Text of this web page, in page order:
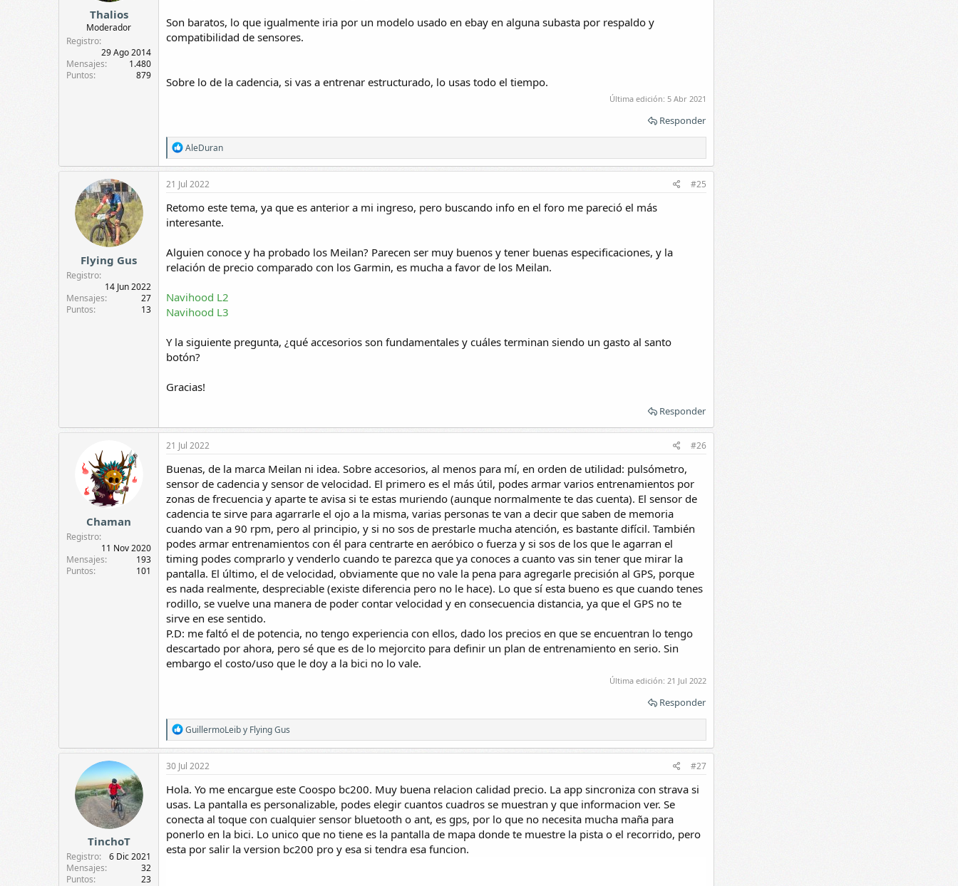
Thalios
Moderador
Registro
29 Ago 2014
Mensajes
1.480
Puntos
879
Son baratos, lo que igualmente iria por un modelo usado en ebay en alguna subasta por respaldo y
compatibilidad de sensores.
Sobre lo de la cadencia, si vas a entrenar estructurado, lo usas todo el tiempo.
Última edición: 5 Abr 2021
Responder
R
e
a
c
i
o
n
s
:
AleDuran
Flying Gus
Registro
14 Jun 2022
Mensajes
27
Puntos
13
21 Jul 2022 #25
Retomo este tema, ya que es anterior a mi ingreso, pero buscando info en el foro me pareció el más
interesante.
Alguien conoce y ha probado los Meilan? Parecen ser muy buenos y tener buenas especificaciones, y la
relación de precio comparado con los Garmin, es mucha a favor de los Meilan.
Navihood L2
Navihood L3
Y la siguiente pregunta, ¿qué accesorios son fundamentales y cuáles terminan siendo un gasto al santo
botón?
Gracias!
Responder
Chaman
Registro
11 Nov 2020
Mensajes
193
Puntos
101
21 Jul 2022 #26
Buenas, de la marca Meilan ni idea. Sobre accesorios, al menos para mí, en orden de utilidad: pulsómetro,
sensor de cadencia y sensor de velocidad. El primero es el más útil, podes armar varios entrenamientos por
zonas de frecuencia y aparte te avisa si te estas muriendo (aunque normalmente te das cuenta). El sensor de
cadencia te sirve para agarrarle el ojo a la misma, varias personas te van a decir que saben de memoria
cuando van a 90 rpm, pero al principio, y si no sos de prestarle mucha atención, es bastante difícil. También
podes armar entrenamientos con él para centrarte en aeróbico o fuerza y si sos de los que le agarran el
timing podes comprarlo y venderlo cuando te parezca que ya conoces a cuanto vas sin tener que mirar la
pantalla. El último, el de velocidad, obviamente que no vale la pena para agregarle precisión al GPS, porque
es nada realmente, despreciable (existe diferencia pero no le hace). Lo que sí esta bueno es que cuando tenes
rodillo, se vuelve una manera de poder contar velocidad y en consecuencia distancia, ya que el GPS no te
sirve en ese sentido.
P.D: me faltó el de potencia, no tengo experiencia con ellos, dado los precios en que se encuentran lo tengo
descartado por ahora, pero sé que es de lo mejorcito para definir un plan de entrenamiento en serio. Sin
embargo el costo/uso que le doy a la bici no lo vale.
Última edición: 21 Jul 2022
Responder
R
e
a
c
i
o
n
e
s
GuillermoLeiby Flying Gus
TinchoT
Registro
6 Dic 2021
Mensajes
32
Puntos
23
30 Jul 2022 #27
Hola. Yo me encargue este Coospo bc200. Muy buena relacion calidad precio. La app sincroniza con strava si
usas. La pantalla es personalizable, podes elegir cuantos cuadros se muestran y que informacion ver. Se
conecta al toque con cualquier sensor bluetooth o ant, es gps, por lo que no necesita mucha maña para
ponerlo en la bici. Lo unico que no tiene es la pantalla de mapa donde te muestre la pista o el recorrido, pero
esta por salir la version bc200 pro y esa si tendra esa funcion.